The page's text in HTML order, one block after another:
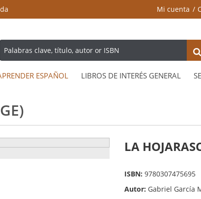
Mi cuenta
ESPAÑOL LIBROS DE INTERÉS GENERAL
LA
ISBN: 9780307475695
Autor: Gabriel García